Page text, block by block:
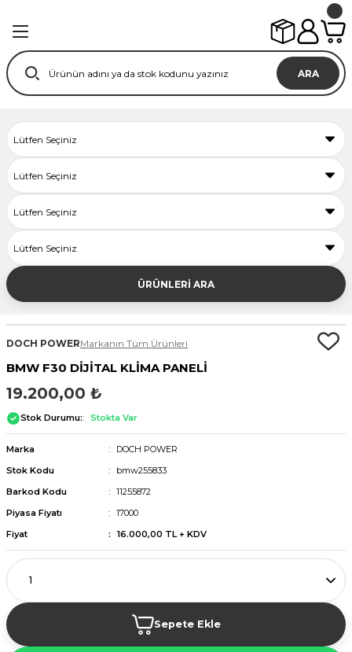
ARA
ÜRÜNLERİ ARA
DOCH POWERMarkanın Tüm Ürünleri
BMW F30 DİJİTAL KLİMA PANELİ
19.200,00 ₺
Stok Durumu: Stokta Var
Marka
DOCH POWER
Stok Kodu
bmw255833
Barkod Kodu
11255872
Piyasa Fiyatı
17000
Fiyat
16.000,00 TL + KDV
Sepete Ekle